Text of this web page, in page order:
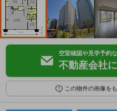
空室確認や見学予約
不動産会社
この物件の画像を